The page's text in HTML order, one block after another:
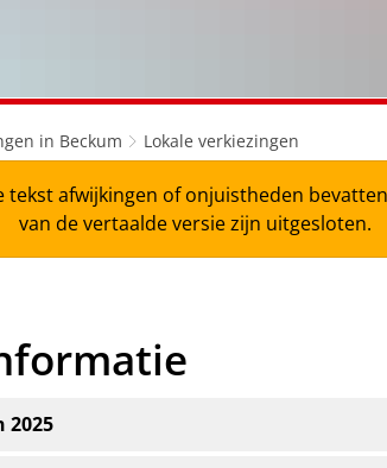
in Beckum Lokale verkiezingen
afwijkingen of onjuistheden
van de vertaalde versie zijn uitgesloten.
2025